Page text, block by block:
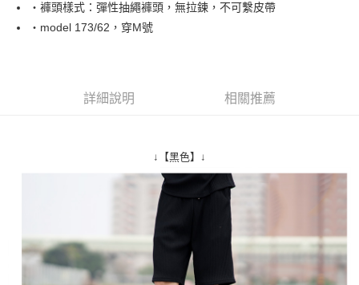
AFTEE先享後付
１．簡單：不需註冊會員、不需綁卡、不需儲值。
【「AFTEE先享後付」結帳流程】
１．於結帳方式選擇「AFTEE先享後付」後，將跳轉至「AFTEE先享後付」
結帳頁面，進行簡訊認證並確認金額後，即可完成結帳。
２．訂單成立數日內，您將收到繳費通知簡訊。
３．收到繳費通知簡訊後14天內，點擊此簡訊中的連結，可透過四大超商／
ATM／網路銀行／等多元方式進行付款，方視為交易完成。
※ 請注意：結帳手續完成當下不需立刻繳費，但若您需要取消訂單，請聯絡
購買商品的店家。未經商家同意取消之訂單仍視為有效，需透過AFTEE先享
後付繳納相關費用。
每筆NT$80，滿NT$1,800(含以上)免運費
每筆NT$80，滿NT$1,800(含以上)免運費
7-11付款取貨
每筆NT$80，滿NT$1,800(含以上)免運費
‧褲頭樣式：彈性抽繩褲頭，無拉鍊，不可繫皮帶
‧model 173/62，穿M號
詳細說明 相關推薦
↓【黑色】↓